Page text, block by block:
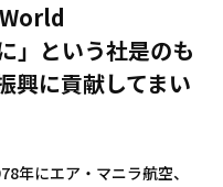
」という社是のも
興に貢献してまい
年にエア・マニラ航空、